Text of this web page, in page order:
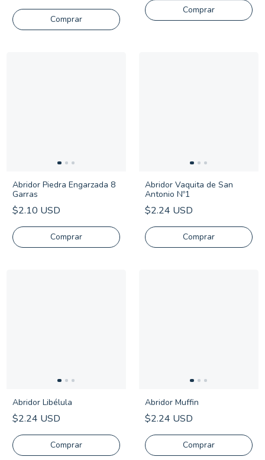
Comprar
Comprar
Abridor Piedra Engarzada 8
Garras
$2.10 USD
Comprar
Abridor Vaquita de San
Antonio Nº1
$2.24 USD
Comprar
Abridor Libélula
$2.24 USD
Comprar
Abridor Muffin
$2.24 USD